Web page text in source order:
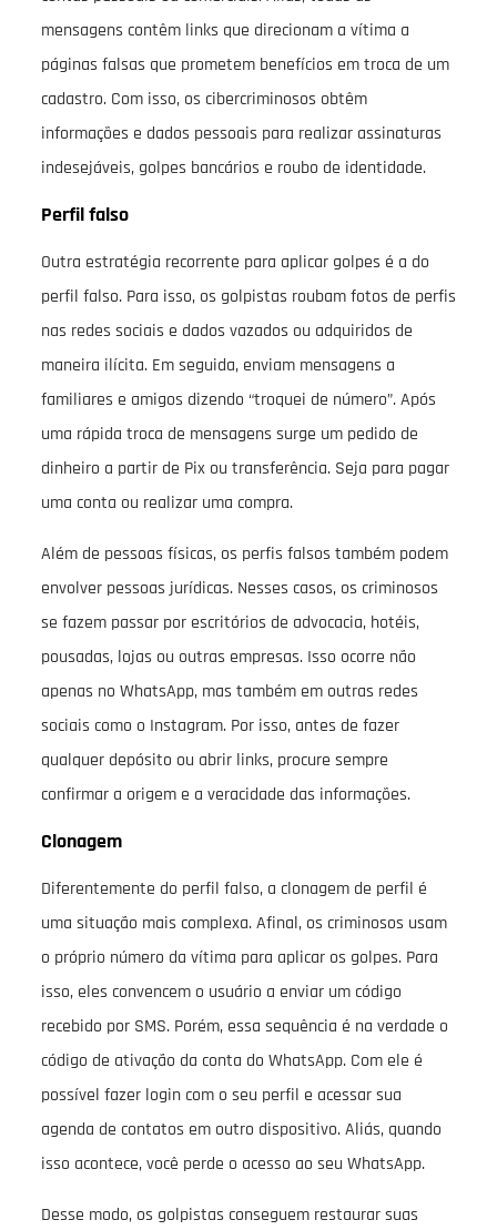
mensagens contêm links que direcionam a vítima a
páginas falsas que prometem benefícios em troca de um
cadastro. Com isso, os cibercriminosos obtêm
informações e dados pessoais para realizar assinaturas
indesejáveis, golpes bancários e roubo de identidade.
Perfil falso
Outra estratégia recorrente para aplicar golpes é a do
perfil falso. Para isso, os golpistas roubam fotos de perfis
nas redes sociais e dados vazados ou adquiridos de
maneira ilícita. Em seguida, enviam mensagens a
familiares e amigos dizendo “troquei de número”. Após
uma rápida troca de mensagens surge um pedido de
dinheiro a partir de Pix ou transferência. Seja para pagar
uma conta ou realizar uma compra.
Além de pessoas físicas, os perfis falsos também podem
envolver pessoas jurídicas. Nesses casos, os criminosos
se fazem passar por escritórios de advocacia, hotéis,
pousadas, lojas ou outras empresas. Isso ocorre não
apenas no WhatsApp, mas também em outras redes
sociais como o Instagram. Por isso, antes de fazer
qualquer depósito ou abrir links, procure sempre
confirmar a origem e a veracidade das informações.
Clonagem
Diferentemente do perfil falso, a clonagem de perfil é
uma situação mais complexa. Afinal, os criminosos usam
o próprio número da vítima para aplicar os golpes. Para
isso, eles convencem o usuário a enviar um código
recebido por SMS. Porém, essa sequência é na verdade o
código de ativação da conta do WhatsApp. Com ele é
possível fazer login com o seu perfil e acessar sua
agenda de contatos em outro dispositivo. Aliás, quando
isso acontece, você perde o acesso ao seu WhatsApp.
Desse modo, os golpistas conseguem restaurar suas